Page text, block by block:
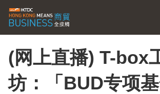
(网上直播) T-box
坊：「BUD专项